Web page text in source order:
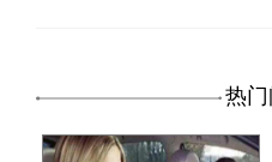
热